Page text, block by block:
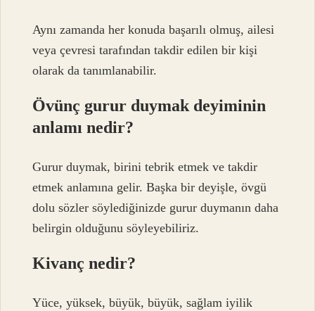
Aynı zamanda her konuda başarılı olmuş, ailesi
veya çevresi tarafından takdir edilen bir kişi
olarak da tanımlanabilir.
Övünç gurur duymak deyiminin
anlamı nedir?
Gurur duymak, birini tebrik etmek ve takdir
etmek anlamına gelir. Başka bir deyişle, övgü
dolu sözler söylediğinizde gurur duymanın daha
belirgin olduğunu söyleyebiliriz.
Kivanç nedir?
Yüce, yüksek, büyük, büyük, sağlam iyilik